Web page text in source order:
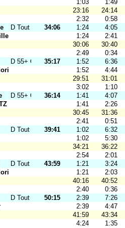
1:03
1:49
23:16
24:14
2:32
0:58
D Tout Ages34:06 1:24
4:05
1:24
2:41
30:06
30:40
2:49
0:34
D 55+ O 35:17 1:52
6:36
1:52
4:44
29:51
31:01
3:02
1:10
D 55+ O 36:14 1:41
4:07
1:41
2:26
30:45
31:36
2:41
0:51
D Tout Ages39:41 1:02
6:32
1:02
5:30
34:21
36:22
2:54
2:01
D Tout Ages43:59 1:21
3:24
1:21
2:03
40:16
40:52
2:40
0:36
D Tout Ages50:15 2:39
7:26
2:39
4:47
41:59
43:34
4:24
1:35